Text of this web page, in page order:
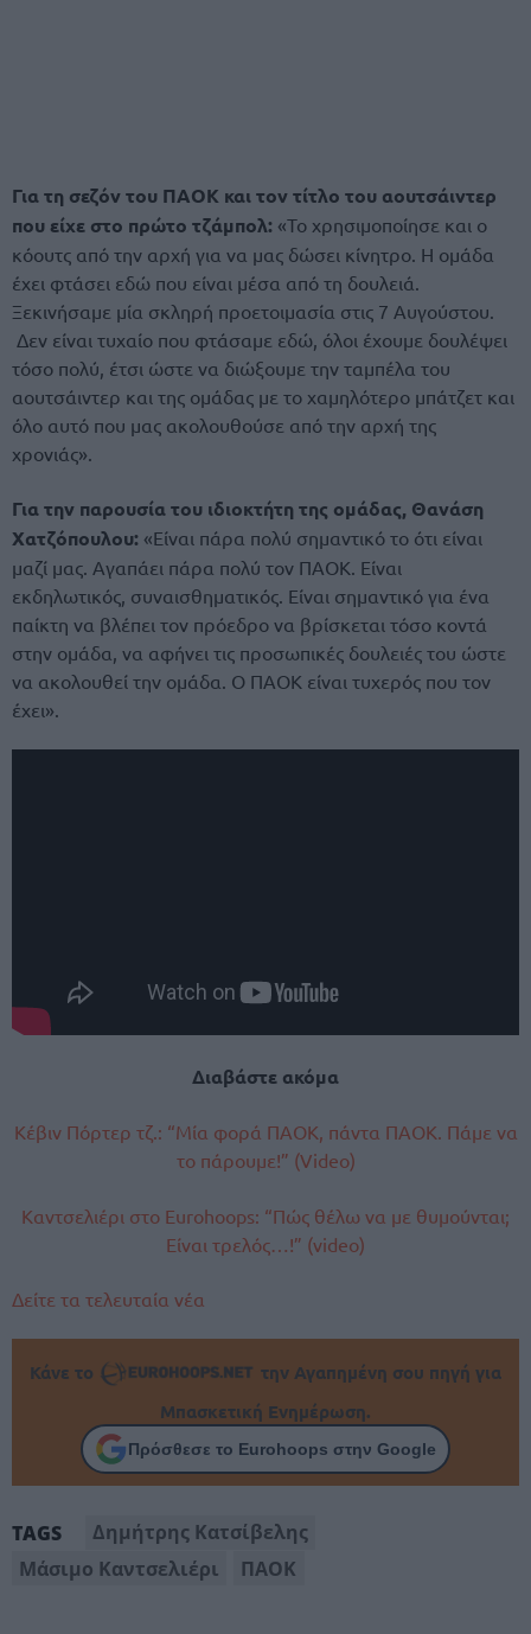
Για τη σεζόν του ΠΑΟΚ και τον τίτλο του αουτσάιντερ
που είχε στο πρώτο τζάμπολ: «Το χρησιμοποίησε και ο
κόουτς από την αρχή για να μας δώσει κίνητρο. Η ομάδα
έχει φτάσει εδώ που είναι μέσα από τη δουλειά.
Ξεκινήσαμε μία σκληρή προετοιμασία στις 7 Αυγούστου.
Δεν είναι τυχαίο που φτάσαμε εδώ, όλοι έχουμε δουλέψει
τόσο πολύ, έτσι ώστε να διώξουμε την ταμπέλα του
αουτσάιντερ και της ομάδας με το χαμηλότερο μπάτζετ και
όλο αυτό που μας ακολουθούσε από την αρχή της
χρονιάς».
Για την παρουσία του ιδιοκτήτη της ομάδας, Θανάση
Χατζόπουλου: «Είναι πάρα πολύ σημαντικό το ότι είναι
μαζί μας. Αγαπάει πάρα πολύ τον ΠΑΟΚ. Είναι
εκδηλωτικός, συναισθηματικός. Είναι σημαντικό για ένα
παίκτη να βλέπει τον πρόεδρο να βρίσκεται τόσο κοντά
στην ομάδα, να αφήνει τις προσωπικές δουλειές του ώστε
να ακολουθεί την ομάδα. Ο ΠΑΟΚ είναι τυχερός που τον
έχει».
Διαβάστε ακόμα
Κέβιν Πόρτερ τζ.: “Μία φορά ΠΑΟΚ, πάντα ΠΑΟΚ. Πάμε να
το πάρουμε!” (Video)
Καντσελιέρι στο Eurohoops: “Πώς θέλω να με θυμούνται;
Είναι τρελός…!” (video)
Δείτε τα τελευταία νέα
Κάνε το
την Αγαπημένη σου πηγή για
Μπασκετική Ενημέρωση.
Πρόσθεσε το Eurohoops στην Google
TAGS
Δημήτρης Κατσίβελης
Μάσιμο Καντσελιέρι
ΠΑΟΚ